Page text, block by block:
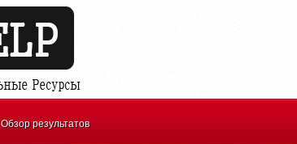
Обзор результатов